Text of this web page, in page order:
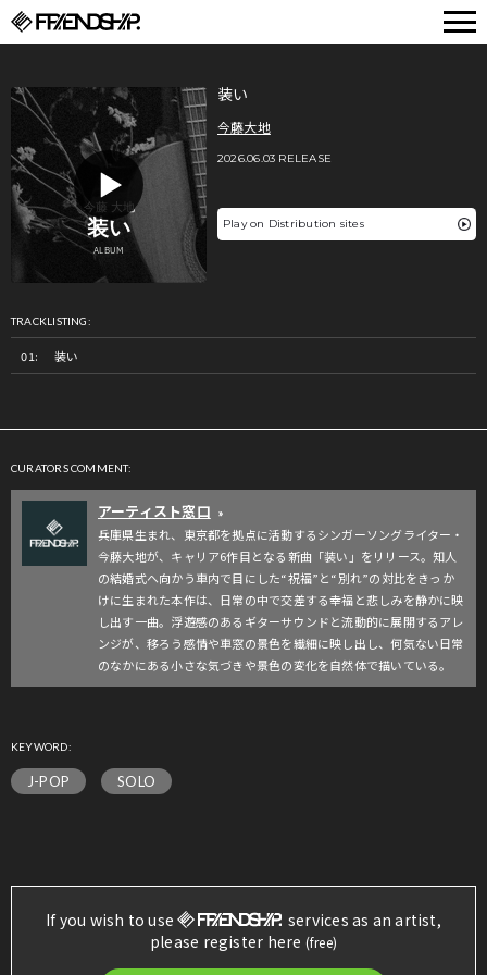
装い
今藤大地
2026.06.03 RELEASE
Play on Distribution sites
TRACKLISTING:
装い
CURATORS COMMENT:
アーティスト窓口 »
兵庫県生まれ、東京都を拠点に活動するシンガーソングライター・
今藤大地が、キャリア6作目となる新曲「装い」をリリース。知人
の結婚式へ向かう車内で目にした“祝福”と“別れ”の対比をきっか
けに生まれた本作は、日常の中で交差する幸福と悲しみを静かに映
し出す一曲。浮遊感のあるギターサウンドと流動的に展開するアレ
ンジが、移ろう感情や車窓の景色を繊細に映し出し、何気ない日常
のなかにある小さな気づきや景色の変化を自然体で描いている。
KEYWORD:
J-POP SOLO
If you wish to use
services as an artist,
please register here (free)